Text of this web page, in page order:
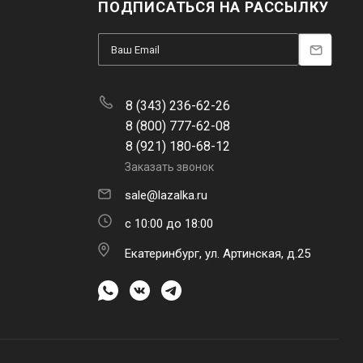
ПОДПИСАТЬСЯ НА РАССЫЛКУ
8 (343) 236-62-26
8 (800) 777-62-08
8 (921) 180-68-12
Заказать звонок
sale@lazalka.ru
с 10:00 до 18:00
Екатеринбург, ул. Артинская, д.25